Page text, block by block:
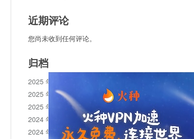
近期评论
您尚未收到任何评论。
归档
2025 年 11 月
2025 年 10 月
2025 年 1 月
2024 年 12 月
2024 年 11 月